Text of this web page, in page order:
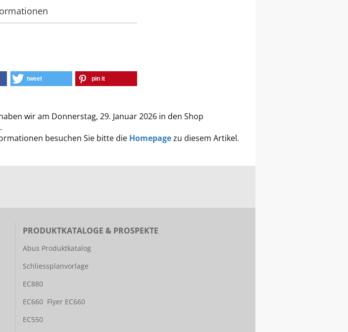
tweet pin it
wir am Donnerstag, 29. Januar 2026 in den Shop
besuchen Sie bitte die Homepagezu diesem Artikel.
PRODUKTKATALOGE & PROSPEKTE
Abus Produktkatalog
Schliessplanvorlage
EC880
EC660 Flyer EC660
EC550